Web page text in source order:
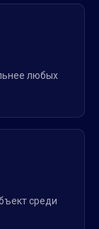
любых
среди